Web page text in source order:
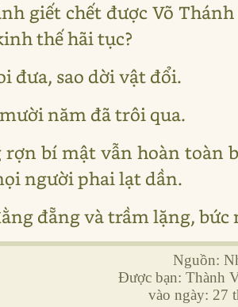
giết chết được Võ
thế hãi tục?
đưa, sao dời vật đổi.
năm đã trôi qua.
bí mật vẫn hoàn toàn
người phai lạt dần.
đẵng và trầm lặng,
Nguồn:
Được bạn: Thành
vào ngày: 27